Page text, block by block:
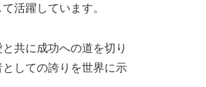
活躍しています。
共に成功への道を切り
しての誇りを世界に示